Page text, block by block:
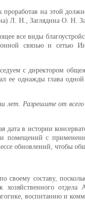
на этой
Л. Н., Заглядина О. Н.
все виды
связью и сетью
с директором
однажды глава
Разрешите от
дата в истории
с
обновлений, чтобы
составу,
воспитанию и